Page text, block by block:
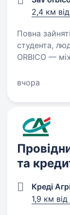
2,4 км
Повна
студента, людину з
ORBICO —
товарів
вчора
та
Креді
1,9 км